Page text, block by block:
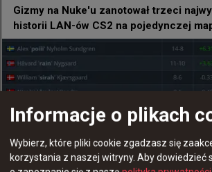
idealnie, naprawdę czuć, że to wielki
trzymać! 👍
Do zobaczenia wszystkim w
2.9K
+2
# f1ku wojteq godzinę temu
Gizmy na Nuke'u zanotował trzeci
historii LAN-ów CS2 na pojedynczej
+ 2
Informacje o plikach
Wybierz, które pliki cookie zgadzasz się
korzystania z naszej witryny. Aby dowiedzieć